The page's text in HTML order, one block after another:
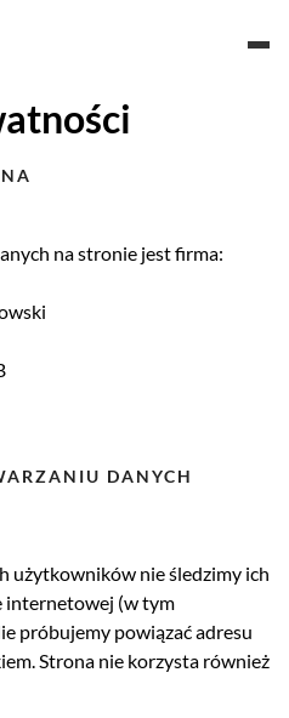
NAS
na stronie jest firma:
DANYCH
użytkowników nie śledzimy ich
internetowej (w tym
próbujemy powiązać adresu
Strona nie korzysta również